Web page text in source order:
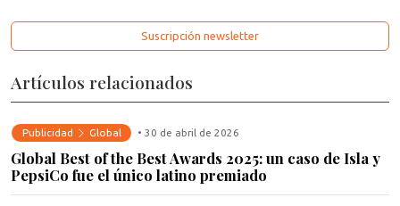
Suscripción newsletter
Artículos relacionados
Publicidad Global • 30 de abril de 2026
Global Best of the Best Awards 2025: un caso de Isla y
PepsiCo fue el único latino premiado